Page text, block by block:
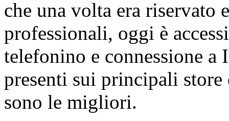
che una volta era riservato
professionali, oggi è
telefonino e connessione
presenti sui principali
sono le migliori.